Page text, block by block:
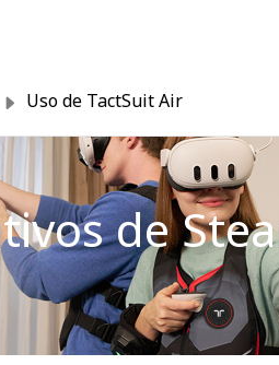
Uso de TactSuit Air
de